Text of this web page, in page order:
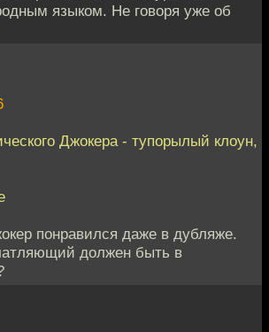
языком. Не говоря уже об
Джокера - тупорылый клоун,
понравился даже в дубляже.
должен быть в